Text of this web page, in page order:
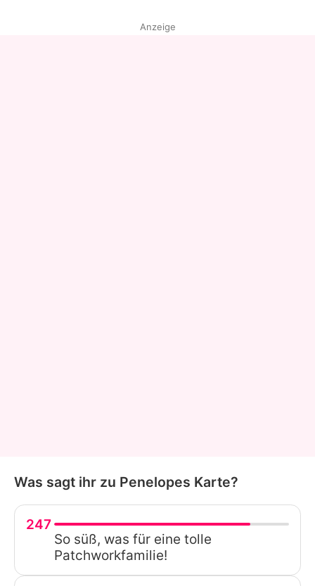
Anzeige
Was sagt ihr zu Penelopes Karte?
247
So süß, was für eine tolle
Patchworkfamilie!